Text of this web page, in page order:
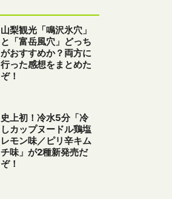
山梨観光「鳴沢氷穴」
と「富岳風穴」どっち
がおすすめか？両方に
行った感想をまとめた
ぞ！
史上初！冷水5分「冷
しカップヌードル鶏塩
レモン味／ピリ辛キム
チ味」が2種新発売だ
ぞ！